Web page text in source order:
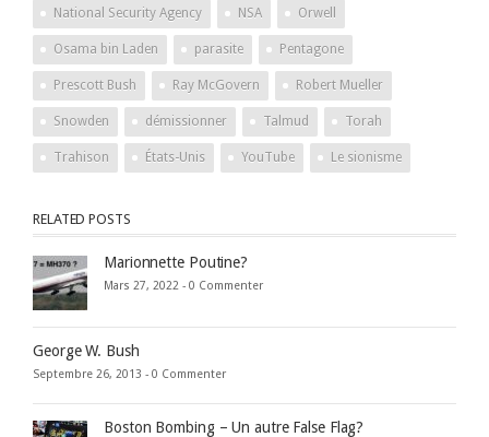
National Security Agency NSA Orwell
Osama bin Laden parasite Pentagone
Prescott Bush Ray McGovern Robert Mueller
Snowden démissionner Talmud Torah
Trahison États-Unis YouTube Le sionisme
RELATED POSTS
Marionnette Poutine?
Mars 27, 2022 - 0 Commenter
George W. Bush
Septembre 26, 2013 - 0 Commenter
Boston Bombing – Un autre False Flag?